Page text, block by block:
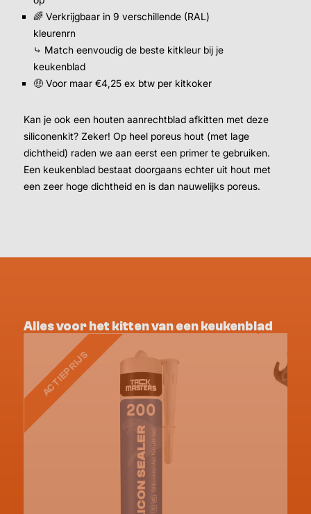
🌈 Verkrijgbaar in 9 verschillende (RAL)
kleurenrn
⤷ Match eenvoudig de beste kitkleur bij je
keukenblad
🤑 Voor maar €4,25 ex btw per kitkoker
Kan je ook een houten aanrechtblad afkitten met deze
siliconenkit? Zeker! Op heel poreus hout (met lage
dichtheid) raden we aan eerst een primer te gebruiken.
Een keukenblad bestaat doorgaans echter uit hout met
een zeer hoge dichtheid en is dan nauwelijks poreus.
Alles voor het kitten van een keukenblad
ACTIEPRIJS